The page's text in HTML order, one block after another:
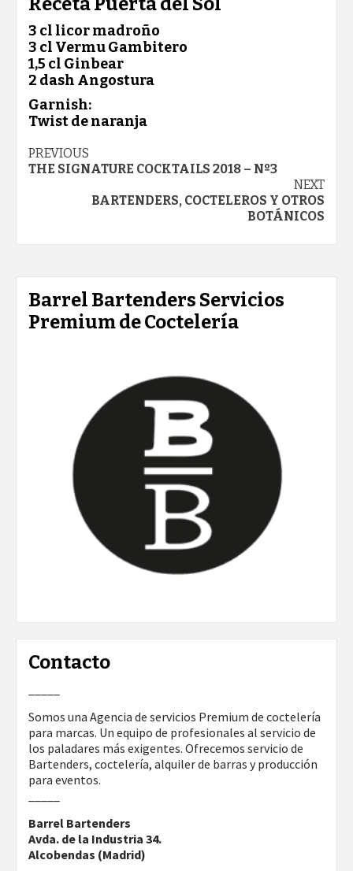
3 cl licor madroño
3 cl Vermu Gambitero
1,5 cl Ginbear
2 dash Angostura
Garnish:
Twist de naranja
Post
navigation
PREVIOUS
THE SIGNATURE COCKTAILS 2018 – Nº3
NEXT
BARTENDERS, COCTELEROS Y OTROS
BOTÁNICOS
Barrel Bartenders Servicios
Premium de Coctelería
Contacto
Somos una Agencia de servicios Premium de coctelería
para marcas. Un equipo de profesionales al servicio de
los paladares más exigentes. Ofrecemos servicio de
Bartenders, coctelería, alquiler de barras y producción
para eventos.
Barrel Bartenders
Avda. de la Industria 34.
Alcobendas (Madrid)